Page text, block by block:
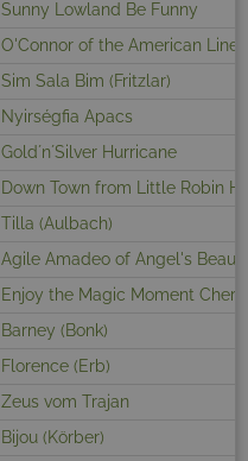
Sunny Lowland Be Funny
O'Connor of the American Line
Sim Sala Bim (Fritzlar)
Nyirségfia Apacs
Gold´n´Silver Hurricane
Down Town from Little Robin
Tilla (Aulbach)
Agile Amadeo of Angel's
Enjoy the Magic Moment
Barney (Bonk)
Florence (Erb)
Zeus vom Trajan
Bijou (Körber)